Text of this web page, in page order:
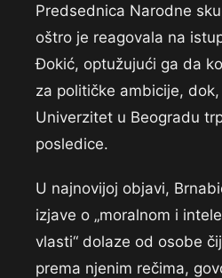
Predsednica Narodne
oštro je reagovala na
Đokić, optužujući ga da
za političke ambicije,
Univerzitet u Beogradu
posledice.
U najnovijoj objavi,
izjave o „moralnom i
vlasti“ dolaze od osobe
prema njenim rečima,